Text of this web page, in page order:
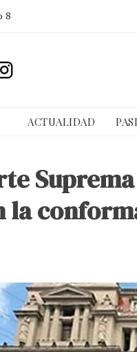
8
ACTUALIDAD
la